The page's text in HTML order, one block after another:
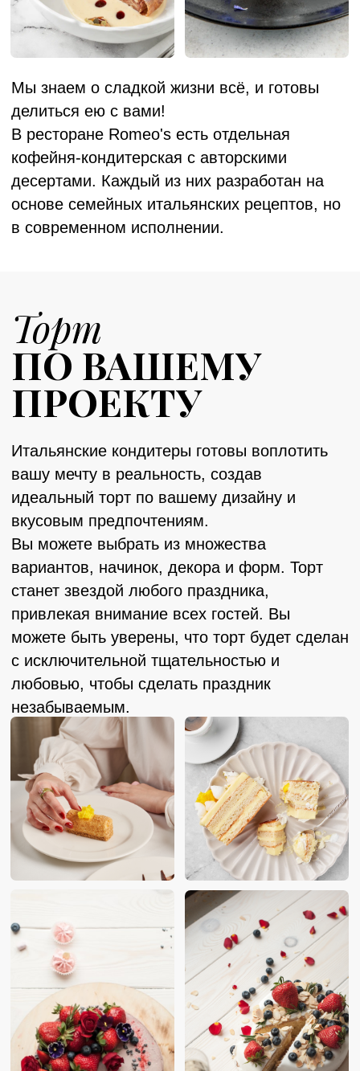
Перейти в конструктор
торта
Итальянские кондитеры готовы воплотить
вашу мечту в реальность, создав
идеальный торт по вашему дизайну и
вкусовым предпочтениям.
вариантов, начинок, декора и форм. Торт
станет звездой любого праздника,
привлекая внимание всех гостей. Вы
можете быть уверены, что торт будет сделан
с исключительной тщательностью и
любовью, чтобы сделать праздник
незабываемым.
+7 921 571 77 07
event@zaninirestaurants.com
Контакты
Свяжитесь с нами, чтобы заказать
торт или узнать более подробную
информацию о нашей кондитерской